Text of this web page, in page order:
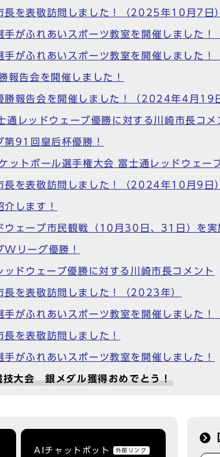
長を表敬訪問しました！（2025年10月7日）
手がふれあいスポーツ教室を開催しました！
手がふれあいスポーツ教室を開催しました！
報告会を開催しました！
報告会を開催しました！（2024年4月19
レッドウェーブ優勝に対する川崎市長コメ
91回皇后杯優勝！
ットボール選手権大会 富士通レッドウェー
長を表敬訪問しました！（2024年10月9日）
します！
ウェーブ市民観戦（10月30日、31日）を実
リーグ優勝！
ドウェーブ優勝に対する川崎市長コメント
長を表敬訪問しました！（2023年）
手がふれあいスポーツ教室を開催しました！
を表敬訪問しました！
がふれあいスポーツ教室を開催しました！
大会 銀メダル獲得おめでとう！
AIチャットボット 外部リンク